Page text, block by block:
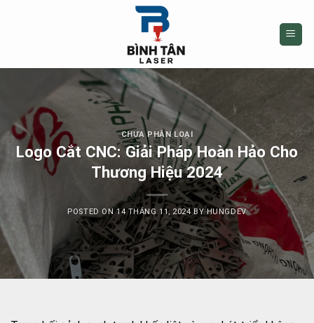
CHƯA PHÂN LOẠI
Logo Cắt CNC: Giải Pháp Hoàn Hảo Cho
Thương Hiệu 2024
POSTED ON14 THÁNG 11, 2024 BYHUNGDEV